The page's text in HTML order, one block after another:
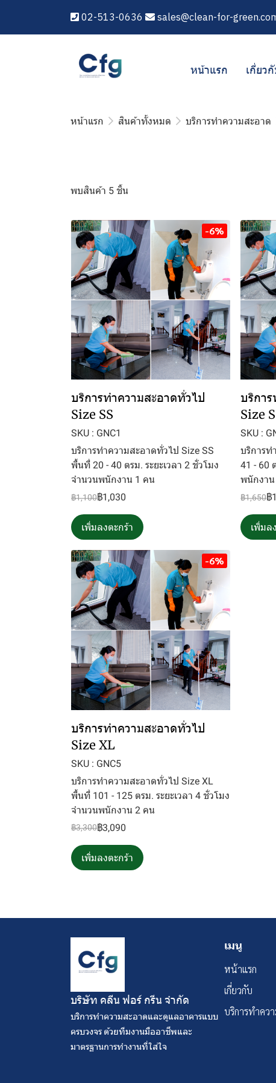
02-513-0636 sales@clean-for-
หน้าแรก เกี่ยว
หน้าแรก สินค้าทั้งหมด บริการทำความสะอาด
พบสินค้า 5 ชิ้น
-6%
บริการทำความสะอาดทั่วไป
Size SS
SKU : GNC1
บริการทำความสะอาดทั่วไป Size SS
พื้นที่ 20 - 40 ตรม. ระยะเวลา 2 ชั่วโมง
จำนวนพนักงาน 1 คน
฿1,100฿1,030
เพิ่มลงตะกร้า
บริกา
Size S
SKU :
บริการท
41 - 60
พนักงา
฿1,650฿
เพิ่มล
-6%
บริการทำความสะอาดทั่วไป
Size XL
SKU : GNC5
บริการทำความสะอาดทั่วไป Size XL
พื้นที่ 101 - 125 ตรม. ระยะเวลา 4 ชั่วโมง
จำนวนพนักงาน 2 คน
฿3,300฿3,090
เพิ่มลงตะกร้า
บริษัท คลีน ฟอร์ กรีน จํากัด
บริการทำความสะอาดและดูแลอาคารแบบ
ครบวงจร ด้วยทีมงานมืออาชีพและ
มาตรฐานการทำงานที่ใส่ใจ
เมนู
หน้าแรก
เกี่ยวกับ
บริการทำคว